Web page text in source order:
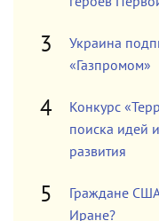
Украина
«Газпромом»
Конкурс
поиска идей
развития
Граждане
Иране?